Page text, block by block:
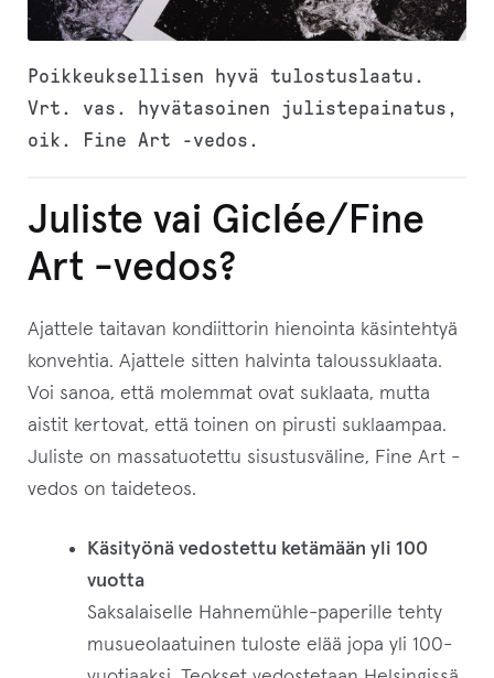
Poikkeuksellisen hyvä tulostuslaatu.
Vrt. vas. hyvätasoinen julistepainatus,
oik. Fine Art -vedos.
Juliste vai Giclée/Fine
Art -vedos?
Ajattele taitavan kondiittorin hienointa käsintehtyä
konvehtia. Ajattele sitten halvinta taloussuklaata.
Voi sanoa, että molemmat ovat suklaata, mutta
aistit kertovat, että toinen on pirusti suklaampaa.
Juliste on massatuotettu sisustusväline, Fine Art -
vedos on taideteos.
Käsityönä vedostettu ketämään yli 100
vuotta
Saksalaiselle Hahnemühle-paperille tehty
musueolaatuinen tuloste elää jopa yli 100-